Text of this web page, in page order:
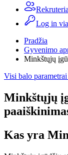
Log in
Pradžia
Gyvenimo
Minkštųjų
Visi balo parametrai
Minkštųjų
Kas yra